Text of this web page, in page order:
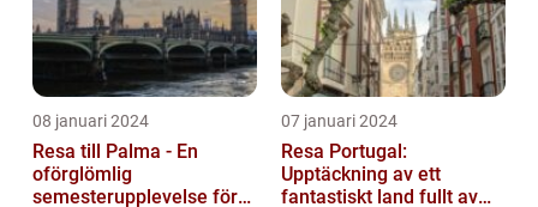
08 januari 2024
Resa till Palma - En
oförglömlig
semesterupplevelse för
07 januari 2024
Resa Portugal:
Upptäckning av ett
fantastiskt land fullt av